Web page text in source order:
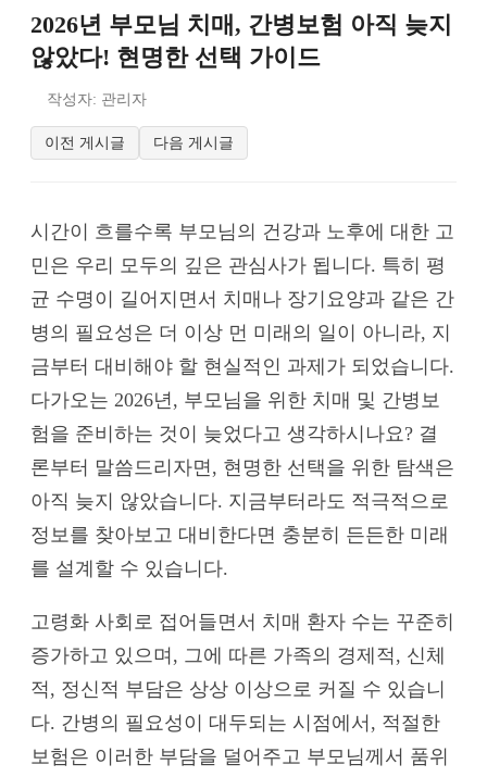
2026년 부모님 치매, 간병보험 아직 늦지
않았다! 현명한 선택 가이드
작성자: 관리자
이전 게시글 다음 게시글
시간이 흐를수록 부모님의 건강과 노후에 대한 고
민은 우리 모두의 깊은 관심사가 됩니다. 특히 평
균 수명이 길어지면서 치매나 장기요양과 같은 간
병의 필요성은 더 이상 먼 미래의 일이 아니라, 지
금부터 대비해야 할 현실적인 과제가 되었습니다.
다가오는 2026년, 부모님을 위한 치매 및 간병보
험을 준비하는 것이 늦었다고 생각하시나요? 결
론부터 말씀드리자면, 현명한 선택을 위한 탐색은
아직 늦지 않았습니다. 지금부터라도 적극적으로
정보를 찾아보고 대비한다면 충분히 든든한 미래
를 설계할 수 있습니다.
고령화 사회로 접어들면서 치매 환자 수는 꾸준히
증가하고 있으며, 그에 따른 가족의 경제적, 신체
적, 정신적 부담은 상상 이상으로 커질 수 있습니
다. 간병의 필요성이 대두되는 시점에서, 적절한
보험은 이러한 부담을 덜어주고 부모님께서 품위